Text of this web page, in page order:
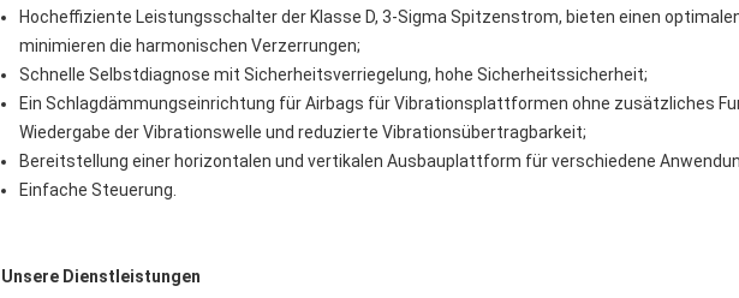
Hocheffiziente Leistungsschalter der Klasse D, 3-Sigma Spitzenstrom, bieten einen
minimieren die harmonischen Verzerrungen;
Schnelle Selbstdiagnose mit Sicherheitsverriegelung, hohe Sicherheitssicherheit;
Ein Schlagdämmungseinrichtung für Airbags für Vibrationsplattformen ohne zusätzliches
Wiedergabe der Vibrationswelle und reduzierte Vibrationsübertragbarkeit;
Bereitstellung einer horizontalen und vertikalen Ausbauplattform für verschiedene
Einfache Steuerung.
Unsere Dienstleistungen